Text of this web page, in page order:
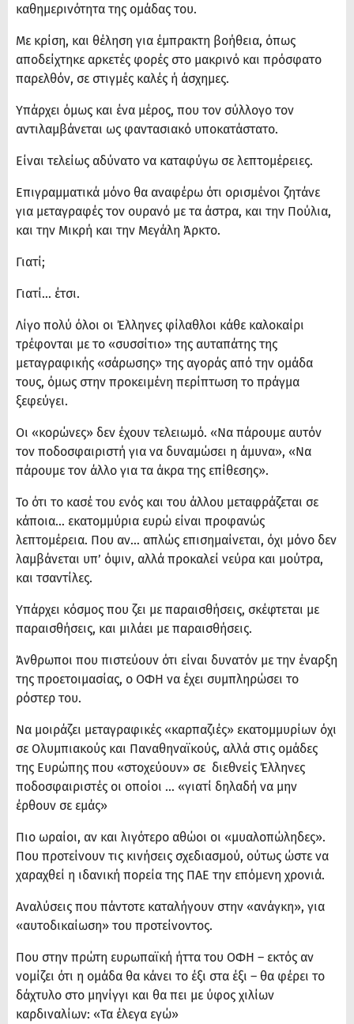
καθημερινότητα της ομάδας του.
Με κρίση, και θέληση για έμπρακτη βοήθεια, όπως
αποδείχτηκε αρκετές φορές στο μακρινό και πρόσφατο
παρελθόν, σε στιγμές καλές ή άσχημες.
Υπάρχει όμως και ένα μέρος, που τον σύλλογο τον
αντιλαμβάνεται ως φαντασιακό υποκατάστατο.
Είναι τελείως αδύνατο να καταφύγω σε λεπτομέρειες.
Επιγραμματικά μόνο θα αναφέρω ότι ορισμένοι ζητάνε
για μεταγραφές τον ουρανό με τα άστρα, και την Πούλια,
και την Μικρή και την Μεγάλη Άρκτο.
Γιατί;
Γιατί… έτσι.
Λίγο πολύ όλοι οι Έλληνες φίλαθλοι κάθε καλοκαίρι
τρέφονται με το «συσσίτιο» της αυταπάτης της
μεταγραφικής «σάρωσης» της αγοράς από την ομάδα
τους, όμως στην προκειμένη περίπτωση το πράγμα
ξεφεύγει.
Οι «κορώνες» δεν έχουν τελειωμό. «Να πάρουμε αυτόν
τον ποδοσφαιριστή για να δυναμώσει η άμυνα», «Να
πάρουμε τον άλλο για τα άκρα της επίθεσης».
Το ότι το κασέ του ενός και του άλλου μεταφράζεται σε
κάποια… εκατομμύρια ευρώ είναι προφανώς
λεπτομέρεια. Που αν… απλώς επισημαίνεται, όχι μόνο δεν
λαμβάνεται υπ’ όψιν, αλλά προκαλεί νεύρα και μούτρα,
και τσαντίλες.
Υπάρχει κόσμος που ζει με παραισθήσεις, σκέφτεται με
παραισθήσεις, και μιλάει με παραισθήσεις.
Άνθρωποι που πιστεύουν ότι είναι δυνατόν με την έναρξη
της προετοιμασίας, ο ΟΦΗ να έχει συμπληρώσει το
ρόστερ του.
Να μοιράζει μεταγραφικές «καρπαζιές» εκατομμυρίων όχι
σε Ολυμπιακούς και Παναθηναϊκούς, αλλά στις ομάδες
της Ευρώπης που «στοχεύουν» σε διεθνείς Έλληνες
ποδοσφαιριστές οι οποίοι … «γιατί δηλαδή να μην
έρθουν σε εμάς»
Πιο ωραίοι, αν και λιγότερο αθώοι οι «μυαλοπώληδες».
Που προτείνουν τις κινήσεις σχεδιασμού, ούτως ώστε να
χαραχθεί η ιδανική πορεία της ΠΑΕ την επόμενη χρονιά.
Αναλύσεις που πάντοτε καταλήγουν στην «ανάγκη», για
«αυτοδικαίωση» του προτείνοντος.
Που στην πρώτη ευρωπαϊκή ήττα του ΟΦΗ – εκτός αν
νομίζει ότι η ομάδα θα κάνει το έξι στα έξι – θα φέρει το
δάχτυλο στο μηνίγγι και θα πει με ύφος χιλίων
καρδιναλίων: «Τα έλεγα εγώ»